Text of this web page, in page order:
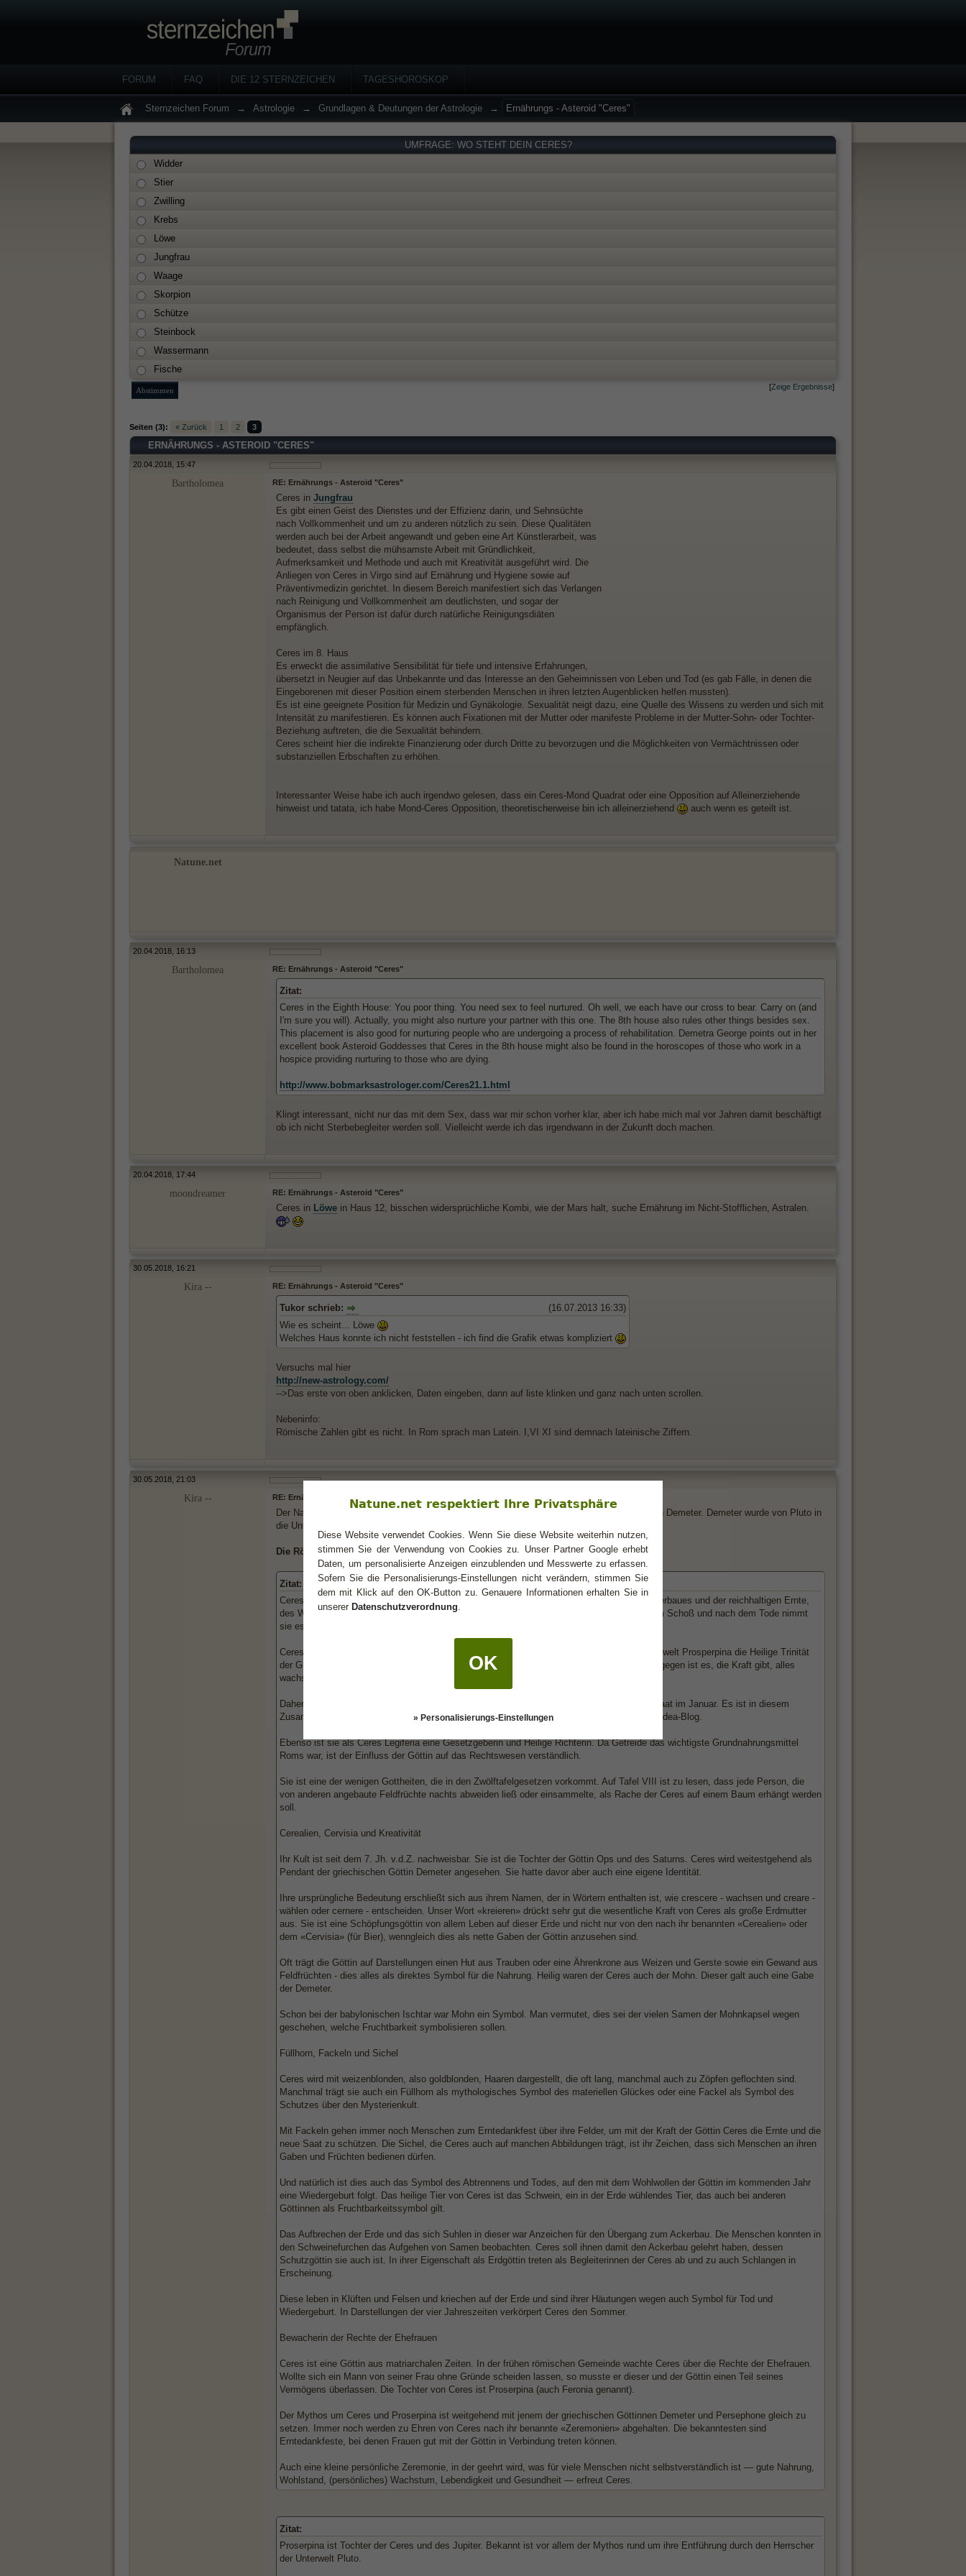
FORUM FAQ DIE 12 STERNZEICHEN TAGESHOROSKOP
Sternzeichen Forum → Astrologie → Grundlagen & Deutungen der Astrologie → Ernährungs - Asteroid "Ceres"
UMFRAGE: WO STEHT DEIN CERES?
Widder
Stier
Zwilling
Krebs
Löwe
Jungfrau
Waage
Skorpion
Schütze
Steinbock
Wassermann
Fische
[Zeige Ergebnisse]
Seiten (3): « Zurück 1 2 3
ERNÄHRUNGS - ASTEROID "CERES"
20.04.2018, 15:47
Bartholomea RE: Ernährungs - Asteroid "Ceres"
Ceres in Jungfrau
Es gibt einen Geist des Dienstes und der Effizienz darin, und Sehnsüchte
nach Vollkommenheit und um zu anderen nützlich zu sein. Diese Qualitäten
werden auch bei der Arbeit angewandt und geben eine Art Künstlerarbeit, was
bedeutet, dass selbst die mühsamste Arbeit mit Gründlichkeit,
Aufmerksamkeit und Methode und auch mit Kreativität ausgeführt wird. Die
Anliegen von Ceres in Virgo sind auf Ernährung und Hygiene sowie auf
Präventivmedizin gerichtet. In diesem Bereich manifestiert sich das Verlangen
nach Reinigung und Vollkommenheit am deutlichsten, und sogar der
Organismus der Person ist dafür durch natürliche Reinigungsdiäten
empfänglich.
Ceres im 8. Haus
Es erweckt die assimilative Sensibilität für tiefe und intensive Erfahrungen,
übersetzt in Neugier auf das Unbekannte und das Interesse an den Geheimnissen von Leben und Tod (es gab Fälle, in denen die
Eingeborenen mit dieser Position einem sterbenden Menschen in ihren letzten Augenblicken helfen mussten).
Es ist eine geeignete Position für Medizin und Gynäkologie. Sexualität neigt dazu, eine Quelle des Wissens zu werden und sich mit
Intensität zu manifestieren. Es können auch Fixationen mit der Mutter oder manifeste Probleme in der Mutter-Sohn- oder Tochter-
Beziehung auftreten, die die Sexualität behindern.
Ceres scheint hier die indirekte Finanzierung oder durch Dritte zu bevorzugen und die Möglichkeiten von Vermächtnissen oder
substanziellen Erbschaften zu erhöhen.
Interessanter Weise habe ich auch irgendwo gelesen, dass ein Ceres-Mond Quadrat oder eine Opposition auf Alleinerziehende
hinweist und tatata, ich habe Mond-Ceres Opposition, theoretischerweise bin ich alleinerziehend
auch wenn es geteilt ist.
Natune.net
20.04.2018, 16:13
Bartholomea RE: Ernährungs - Asteroid "Ceres"
Zitat:
Ceres in the Eighth House: You poor thing. You need sex to feel nurtured. Oh well, we each have our cross to bear. Carry on (and
I'm sure you will). Actually, you might also nurture your partner with this one. The 8th house also rules other things besides sex.
This placement is also good for nurturing people who are undergoing a process of rehabilitation. Demetra George points out in her
excellent book Asteroid Goddesses that Ceres in the 8th house might also be found in the horoscopes of those who work in a
hospice providing nurturing to those who are dying.
http://www.bobmarksastrologer.com/Ceres21.1.html
Klingt interessant, nicht nur das mit dem Sex, dass war mir schon vorher klar, aber ich habe mich mal vor Jahren damit beschäftigt
ob ich nicht Sterbebegleiter werden soll. Vielleicht werde ich das irgendwann in der Zukunft doch machen.
20.04.2018, 17:44
moondreamer RE: Ernährungs - Asteroid "Ceres"
Ceres in Löwe in Haus 12, bisschen widersprüchliche Kombi, wie der Mars halt, suche Ernährung im Nicht-Stofflichen, Astralen.
30.05.2018, 16:21
Kira -- RE: Ernährungs - Asteroid "Ceres"
(16.07.2013 16:33)
Tukor schrieb:
Wie es scheint... Löwe
Welches Haus konnte ich nicht feststellen - ich find die Grafik etwas kompliziert
Versuchs mal hier
http://new-astrology.com/
-->Das erste von oben anklicken, Daten eingeben, dann auf liste klinken und ganz nach unten scrollen.
Nebeninfo:
Römische Zahlen gibt es nicht. In Rom sprach man Latein. I,VI XI sind demnach lateinische Ziffern.
30.05.2018, 21:03
Kira -- RE: Ernährungs - Asteroid "Ceres"
Der Name Ceres ist lat. und findet sich in der römischen Mythologie. Ceres ist die Mutter von Demeter. Demeter wurde von Pluto in
die Unterwelt entführt.
Die Römische Version
Zitat:
Ceres, die große Muttergöttin der RömerInnen galt als die Göttin der Fruchtbarkeit, des Ackerbaues und der reichhaltigen Ernte,
des Wachstums und der Ehe, insbesondere der Ehefrauen. Alles Lebendige entsprießt ihrem Schoß und nach dem Tode nimmt
sie es wieder in sich auf.
Ceres, die Mutter Erde bildet mit der Himmelskönigin Juno und der Gebieterin über die Unterwelt Prosperpina die Heilige Trinität
der Großen Mutter. Oft wird als die Erdgöttin selbst eher Tellus Mater angesehen, Ceres hingegen ist es, die Kraft gibt, alles
wachsen zu lassen und den Pflanzen die für den Menschen notwendigen Nährstoffe gibt.
Daher werden diese beiden Göttinnen oft auch gemeinsam gefeiert. Z.B. am Ende der Aussaat im Januar. Es ist in diesem
Zusammenhang auch ein Gebet an die beiden Göttinnen überliefert. Mehr dazu auf dem artedea-Blog.
Ebenso ist sie als Ceres Legiferia eine Gesetzgeberin und Heilige Richterin. Da Getreide das wichtigste Grundnahrungsmittel
Roms war, ist der Einfluss der Göttin auf das Rechtswesen verständlich.
Sie ist eine der wenigen Gottheiten, die in den Zwölftafelgesetzen vorkommt. Auf Tafel VIII ist zu lesen, dass jede Person, die
von anderen angebaute Feldfrüchte nachts abweiden ließ oder einsammelte, als Rache der Ceres auf einem Baum erhängt werden
soll.
Cerealien, Cervisia und Kreativität
Ihr Kult ist seit dem 7. Jh. v.d.Z. nachweisbar. Sie ist die Tochter der Göttin Ops und des Saturns. Ceres wird weitestgehend als
Pendant der griechischen Göttin Demeter angesehen. Sie hatte davor aber auch eine eigene Identität.
Ihre ursprüngliche Bedeutung erschließt sich aus ihrem Namen, der in Wörtern enthalten ist, wie crescere - wachsen und creare -
wählen oder cernere - entscheiden. Unser Wort «kreieren» drückt sehr gut die wesentliche Kraft von Ceres als große Erdmutter
aus. Sie ist eine Schöpfungsgöttin von allem Leben auf dieser Erde und nicht nur von den nach ihr benannten «Cerealien» oder
dem «Cervisia» (für Bier), wenngleich dies als nette Gaben der Göttin anzusehen sind.
Oft trägt die Göttin auf Darstellungen einen Hut aus Trauben oder eine Ährenkrone aus Weizen und Gerste sowie ein Gewand aus
Feldfrüchten - dies alles als direktes Symbol für die Nahrung. Heilig waren der Ceres auch der Mohn. Dieser galt auch eine Gabe
der Demeter.
Schon bei der babylonischen Ischtar war Mohn ein Symbol. Man vermutet, dies sei der vielen Samen der Mohnkapsel wegen
geschehen, welche Fruchtbarkeit symbolisieren sollen.
Füllhorn, Fackeln und Sichel
Ceres wird mit weizenblonden, also goldblonden, Haaren dargestellt, die oft lang, manchmal auch zu Zöpfen geflochten sind.
Manchmal trägt sie auch ein Füllhorn als mythologisches Symbol des materiellen Glückes oder eine Fackel als Symbol des
Schutzes über den Mysterienkult.
Mit Fackeln gehen immer noch Menschen zum Erntedankfest über ihre Felder, um mit der Kraft der Göttin Ceres die Ernte und die
neue Saat zu schützen. Die Sichel, die Ceres auch auf manchen Abbildungen trägt, ist ihr Zeichen, dass sich Menschen an ihren
Gaben und Früchten bedienen dürfen.
Und natürlich ist dies auch das Symbol des Abtrennens und Todes, auf den mit dem Wohlwollen der Göttin im kommenden Jahr
eine Wiedergeburt folgt. Das heilige Tier von Ceres ist das Schwein, ein in der Erde wühlendes Tier, das auch bei anderen
Göttinnen als Fruchtbarkeitssymbol gilt.
Das Aufbrechen der Erde und das sich Suhlen in dieser war Anzeichen für den Übergang zum Ackerbau. Die Menschen konnten in
den Schweinefurchen das Aufgehen von Samen beobachten. Ceres soll ihnen damit den Ackerbau gelehrt haben, dessen
Schutzgöttin sie auch ist. In ihrer Eigenschaft als Erdgöttin treten als Begleiterinnen der Ceres ab und zu auch Schlangen in
Erscheinung.
Diese leben in Klüften und Felsen und kriechen auf der Erde und sind ihrer Häutungen wegen auch Symbol für Tod und
Wiedergeburt. In Darstellungen der vier Jahreszeiten verkörpert Ceres den Sommer.
Bewacherin der Rechte der Ehefrauen
Ceres ist eine Göttin aus matriarchalen Zeiten. In der frühen römischen Gemeinde wachte Ceres über die Rechte der Ehefrauen.
Wollte sich ein Mann von seiner Frau ohne Gründe scheiden lassen, so musste er dieser und der Göttin einen Teil seines
Vermögens überlassen. Die Tochter von Ceres ist Proserpina (auch Feronia genannt).
Der Mythos um Ceres und Proserpina ist weitgehend mit jenem der griechischen Göttinnen Demeter und Persephone gleich zu
setzen. Immer noch werden zu Ehren von Ceres nach ihr benannte «Zeremonien» abgehalten. Die bekanntesten sind
Erntedankfeste, bei denen Frauen gut mit der Göttin in Verbindung treten können.
Auch eine kleine persönliche Zeremonie, in der geehrt wird, was für viele Menschen nicht selbstverständlich ist — gute Nahrung,
Wohlstand, (persönliches) Wachstum, Lebendigkeit und Gesundheit — erfreut Ceres.
Zitat:
Proserpina ist Tochter der Ceres und des Jupiter. Bekannt ist vor allem der Mythos rund um ihre Entführung durch den Herrscher
der Unterwelt Pluto.
Natune.net respektiert Ihre Privatsphäre
Diese Website verwendet Cookies. Wenn Sie diese Website weiterhin nutzen,
stimmen Sie der Verwendung von Cookies zu. Unser Partner Google erhebt
Daten, um personalisierte Anzeigen einzublenden und Messwerte zu erfassen.
Sofern Sie die Personalisierungs-Einstellungen nicht verändern, stimmen Sie
dem mit Klick auf den OK-Button zu. Genauere Informationen erhalten Sie in
unserer Datenschutzverordnung
OK
» Personalisierungs-Einstellungen